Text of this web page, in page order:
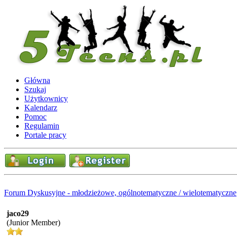
Główna
Szukaj
Użytkownicy
Kalendarz
Pomoc
Regulamin
Portale pracy
Forum Dyskusyjne - młodzieżowe, ogólnotematyczne / wielotematyczne
jaco29
(Junior Member)